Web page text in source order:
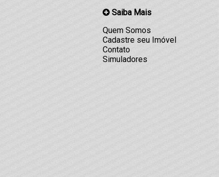
Saiba Mais
Quem Somos
Cadastre seu Imóvel
Contato
Simuladores